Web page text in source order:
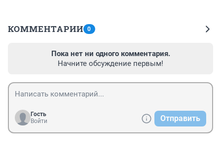
КОММЕНТАРИИ 0
Пока нет ни одного комментария.
Начните обсуждение первым!
Гость
Войти
Отправить